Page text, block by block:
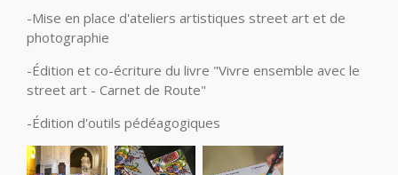
-Mise en place d'ateliers artistiques street art et de
photographie
-Édition et co-écriture du livre "Vivre ensemble avec le
street art - Carnet de Route"
-Édition d'outils pédéagogiques